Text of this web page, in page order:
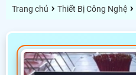
Trang chủ › Thiết Bị Công Nghệ ›